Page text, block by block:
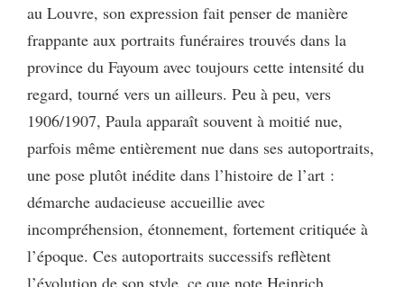
au Louvre, son expression fait penser de manière
frappante aux portraits funéraires trouvés dans la
province du Fayoum avec toujours cette intensité du
regard, tourné vers un ailleurs. Peu à peu, vers
1906/1907, Paula apparaît souvent à moitié nue,
parfois même entièrement nue dans ses autoportraits,
une pose plutôt inédite dans l’histoire de l’art :
démarche audacieuse accueillie avec
incompréhension, étonnement, fortement critiquée à
l’époque. Ces autoportraits successifs reflètent
l’évolution de son style, ce que note Heinrich